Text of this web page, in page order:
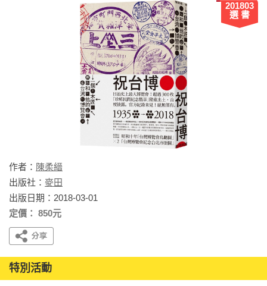
201803
選 書
作者： 陳柔縉
出版社： 麥田
出版日期：2018-03-01
定價： 850元
特別活動